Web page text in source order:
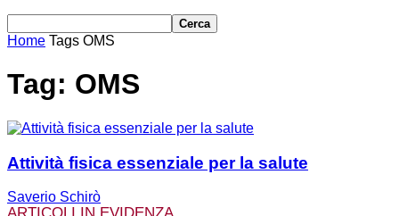
Home Tags OMS
Tag: OMS
Attività fisica essenziale per la salute
Saverio Schirò